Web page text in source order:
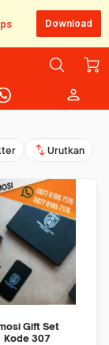
Download
person
swap_vert Urutkan
Gift Set
Kode 307